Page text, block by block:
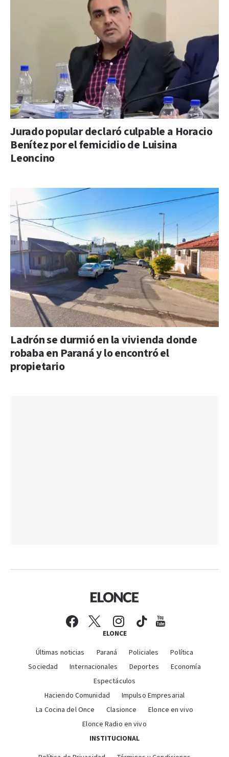
Jurado popular declaró culpable a Horacio
Benítez por el femicidio de Luisina
Leoncino
Ladrón se durmió en la vivienda donde
robaba en Paraná y lo encontró el
propietario
ELONCE
Últimas noticias Paraná Policiales
Política
Sociedad
Internacionales Deportes
Economía
Espectáculos
Haciendo Comunidad
Impulso Empresarial
La Cocina del Once
Clasionce
Elonce en vivo
Elonce Radio en vivo
INSTITUCIONAL